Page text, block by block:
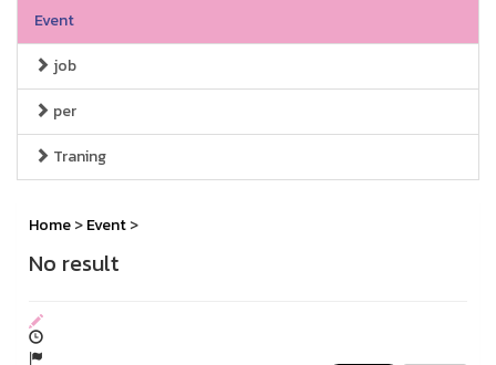
Event
job
per
Traning
Home>Event>
No result